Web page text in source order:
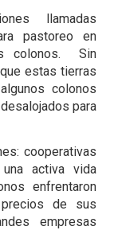
llamadas
pastoreo en
colonos. Sin
estas tierras
colonos
para
cooperativas
activa vida
enfrentaron
de sus
empresas